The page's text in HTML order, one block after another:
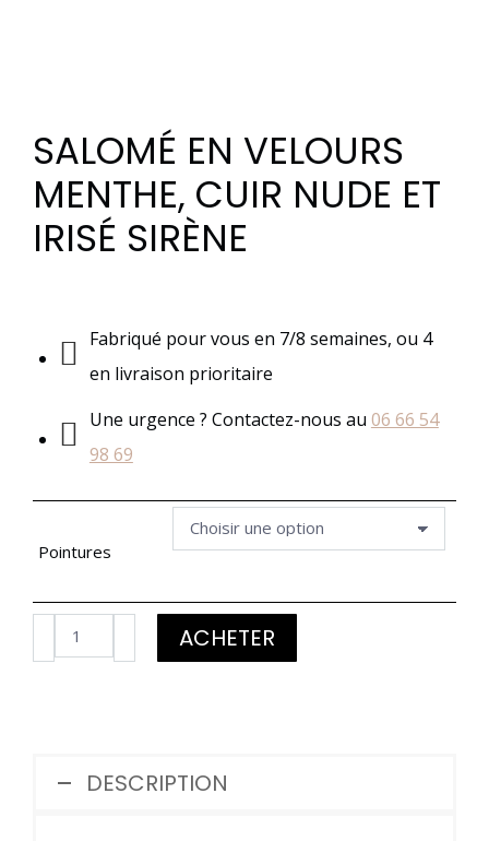
SALOMÉ EN VELOURS
MENTHE, CUIR NUDE ET
IRISÉ SIRÈNE
Fabriqué pour vous en 7/8 semaines, ou 4
en livraison prioritaire
Une urgence ? Contactez-nous au 06 66 54
98 69
Pointures
quantité
de
velours
ACHETER
DESCRIPTION